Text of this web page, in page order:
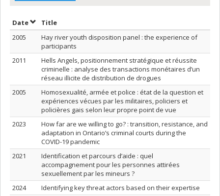
DateSort by date in ascending order
Title
2005
Hay river youth disposition panel : the experience of
participants
2011
Hells Angels, positionnement stratégique et réussite
criminelle : analyse des transactions monétaires d’un
réseau illicite de distribution de drogues
2005
Homosexualité, armée et police : état de la question et
expériences vécues par les militaires, policiers et
policières gais selon leur propre point de vue
2023
How far are we willing to go? : transition, resistance, and
adaptation in Ontario’s criminal courts during the
COVID-19 pandemic
2021
Identification et parcours d’aide : quel
accompagnement pour les personnes attirées
sexuellement par les mineurs ?
2024
Identifying key threat actors based on their expertise